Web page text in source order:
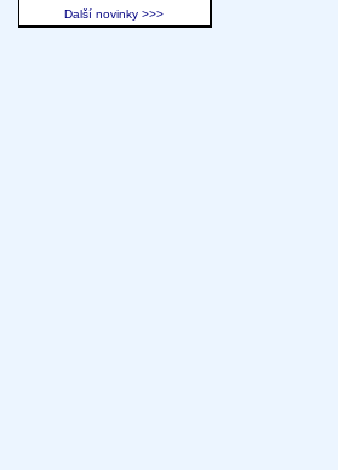
Další novinky >>>